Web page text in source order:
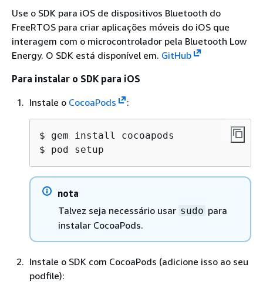
Use o SDK para iOS de dispositivos Bluetooth do
FreeRTOS para criar aplicações móveis do iOS que
interagem com o microcontrolador pela Bluetooth Low
Energy. O SDK está disponível em. GitHub
Para instalar o SDK para iOS
Instale o CocoaPods :
$ gem install cocoapods
$ pod setup
nota
Talvez seja necessário usar sudo para
instalar CocoaPods.
Instale o SDK com CocoaPods (adicione isso ao seu
podfile):